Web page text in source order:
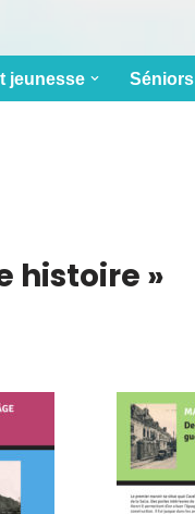
jeunesse Séniors
histoire »